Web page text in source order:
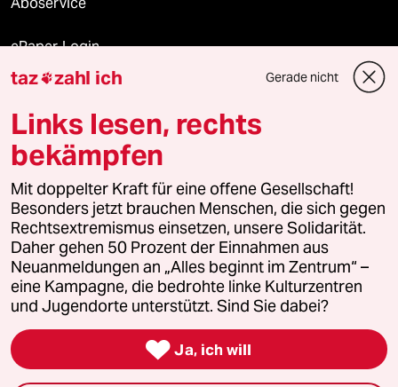
Aboservice
ePaper Login
Downloads für Abonnierende
© 2026 taz Verlags und Vertriebs GmbH
Alle Rechte vorbehalten. Bei rechtlichen Fragen oder für Genehmigungen
wenden Sie sich bitte an lizenzen@taz.de
Feedback Redaktionsstatut Kommune-Richtlinien
Leitlinie Informant Datenschutz Impressum AGB
Seitenwende Einwilligungen widerrufen (Ads)
taz zahl ich Gerade nicht
Links lesen, rechts
bekämpfen
Mit doppelter Kraft für eine offene Gesellschaft!
Besonders jetzt brauchen Menschen, die sich gegen
Rechtsextremismus einsetzen, unsere Solidarität.
Daher gehen 50 Prozent der Einnahmen aus
Neuanmeldungen an „Alles beginnt im Zentrum“ –
eine Kampagne, die bedrohte linke Kulturzentren
und Jugendorte unterstützt. Sind Sie dabei?
 Ja, ich will